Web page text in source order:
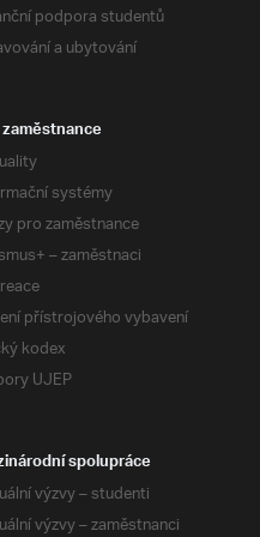
podpora studentů
a ubytování
systémy
pro zaměstnance
– zaměstnaci
přístrojového vybavení
kodex
UJEP
spolupráce
výzvy – studenti
výzvy – zaměstnanci